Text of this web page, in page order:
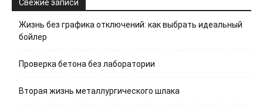
Свежие записи
Жизнь без графика отключений: как выбрать идеальный
бойлер
Проверка бетона без лаборатории
Вторая жизнь металлургического шлака